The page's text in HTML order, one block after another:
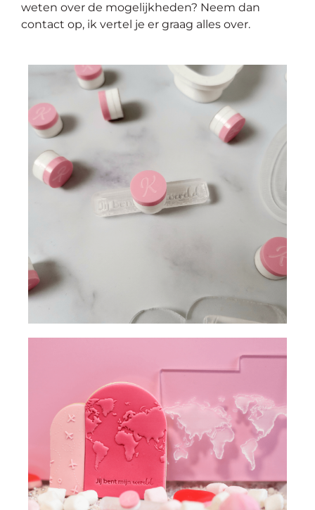
weten over de mogelijkheden? Neem dan
contact op, ik vertel je er graag alles over.